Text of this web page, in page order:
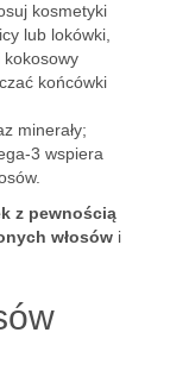
kosmetyki
lub lokówki,
końcówki
minerały;
3 wspiera
z pewnością
włosów i